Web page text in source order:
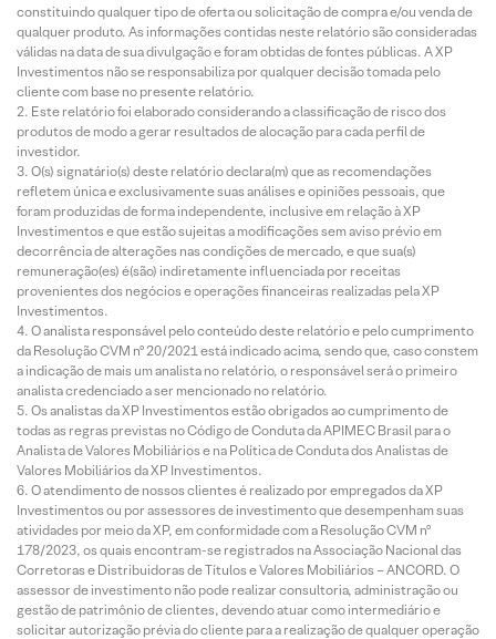
constituindo qualquer tipo de oferta ou solicitação de compra e/ou venda de
qualquer produto. As informações contidas neste relatório são consideradas
válidas na data de sua divulgação e foram obtidas de fontes públicas. A XP
Investimentos não se responsabiliza por qualquer decisão tomada pelo
cliente com base no presente relatório.
Este relatório foi elaborado considerando a classificação de risco dos
produtos de modo a gerar resultados de alocação para cada perfil de
investidor.
O(s) signatário(s) deste relatório declara(m) que as recomendações
refletem única e exclusivamente suas análises e opiniões pessoais, que
foram produzidas de forma independente, inclusive em relação à XP
Investimentos e que estão sujeitas a modificações sem aviso prévio em
decorrência de alterações nas condições de mercado, e que sua(s)
remuneração(es) é(são) indiretamente influenciada por receitas
provenientes dos negócios e operações financeiras realizadas pela XP
Investimentos.
O analista responsável pelo conteúdo deste relatório e pelo cumprimento
da Resolução CVM nº 20/2021 está indicado acima, sendo que, caso constem
a indicação de mais um analista no relatório, o responsável será o primeiro
analista credenciado a ser mencionado no relatório.
Os analistas da XP Investimentos estão obrigados ao cumprimento de
todas as regras previstas no Código de Conduta da APIMEC Brasil para o
Analista de Valores Mobiliários e na Política de Conduta dos Analistas de
Valores Mobiliários da XP Investimentos.
O atendimento de nossos clientes é realizado por empregados da XP
Investimentos ou por assessores de investimento que desempenham suas
atividades por meio da XP, em conformidade com a Resolução CVM nº
178/2023, os quais encontram-se registrados na Associação Nacional das
Corretoras e Distribuidoras de Títulos e Valores Mobiliários – ANCORD. O
assessor de investimento não pode realizar consultoria, administração ou
gestão de patrimônio de clientes, devendo atuar como intermediário e
solicitar autorização prévia do cliente para a realização de qualquer operação